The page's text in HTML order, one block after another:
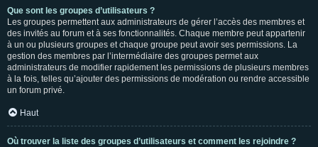
Que sont les groupes d’utilisateurs ?
Les groupes permettent aux administrateurs de gérer l’accès des membres et
des invités au forum et à ses fonctionnalités. Chaque membre peut appartenir
à un ou plusieurs groupes et chaque groupe peut avoir ses permissions. La
gestion des membres par l’intermédiaire des groupes permet aux
administrateurs de modifier rapidement les permissions de plusieurs membres
à la fois, telles qu’ajouter des permissions de modération ou rendre accessible
un forum privé.
Haut
Où trouver la liste des groupes d’utilisateurs et comment les rejoindre ?